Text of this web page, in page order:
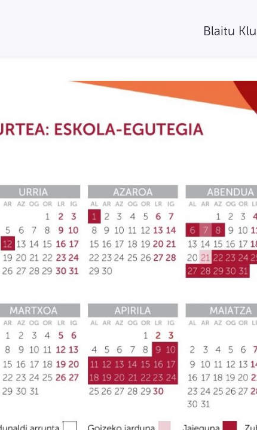
Blaitu